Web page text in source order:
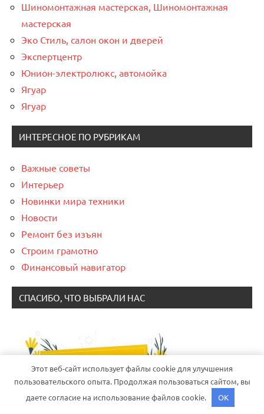
Шиномонтажная мастерская, Шиномонтажная
мастерская
Эко Стиль, салон окон и дверей
Экспертцентр
Юнион-электролюкс, автомойка
Ягуар
Ягуар
ИНТЕРЕСНОЕ ПО РУБРИКАМ
Важные советы
Интерьер
Новинки мира техники
Новости
Ремонт без изъян
Строим грамотно
Финансовый навигатор
СПАСИБО, ЧТО ВЫБРАЛИ НАС
Этот веб-сайт использует файлы cookie для улучшения
пользовательского опыта. Продолжая пользоваться сайтом, вы
даете согласие на использование файлов cookie.
OK